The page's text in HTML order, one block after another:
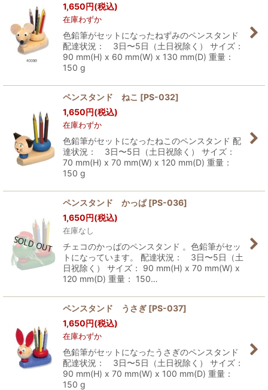
1,650円(税込)
在庫わずか
色鉛筆がセットになったねずみのペンスタンド
配達状況： 3日〜5日（土日祝除く） サイズ：
90 mm(H) x 60 mm(W) x 130 mm(D) 重量：
150 g
ペンスタンド ねこ [PS-032]
1,650円(税込)
在庫わずか
色鉛筆がセットになったねこのペンスタンド 配
達状況： 3日〜5日（土日祝除く） サイズ：
70 mm(H) x 70 mm(W) x 120 mm(D) 重量：
150 g
ペンスタンド かっぱ [PS-036]
1,650円(税込)
在庫なし
チェコのかっぱのペンスタンド 。色鉛筆がセッ
トになっています。 配達状況： 3日〜5日（土
日祝除く） サイズ： 90 mm(H) x 70 mm(W) x
120 mm(D) 重量： 150…
ペンスタンド うさぎ [PS-037]
1,650円(税込)
在庫わずか
色鉛筆がセットになったうさぎのペンスタンド
配達状況： 3日〜5日（土日祝除く） サイズ：
90 mm(H) x 70 mm(W) x 100 mm(D) 重量：
150 g